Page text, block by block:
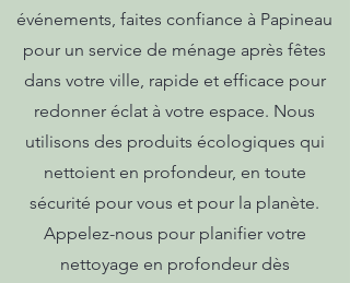
événements, faites confiance à Papineau
pour un service de ménage après fêtes
dans votre ville, rapide et efficace pour
redonner éclat à votre espace. Nous
utilisons des produits écologiques qui
nettoient en profondeur, en toute
sécurité pour vous et pour la planète.
Appelez-nous pour planifier votre
nettoyage en profondeur dès